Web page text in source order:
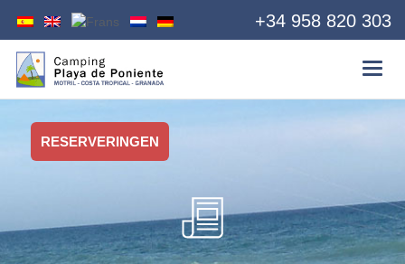
+34 958 820 303
RESERVERINGEN